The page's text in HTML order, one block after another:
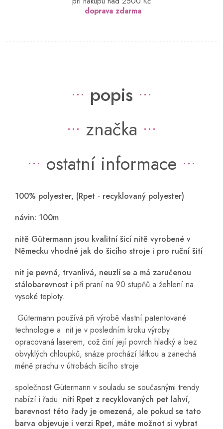
doprava zdarma
popis
značka
ostatní informace
100% polyester, (Rpet - recyklovaný polyester)
návin: 100m
nitě Gütermann jsou kvalitní šicí nitě vyrobené v
Německu vhodné jak do šicího stroje i pro ruční šití
nit je pevná, trvanlivá, neuzlí se a má zaručenou
stálobarevnost i při praní na 90 stupňů a žehlení na
vysoké teploty.
Gütermann používá při výrobě vlastní patentované
technologie a nit je v posledním kroku výroby
opracovaná laserem, což činí její povrch hladký a bez
obvyklých chloupků, snáze prochází látkou a zanechá
méně prachu v útrobách šicího stroje
společnost Gütermann v souladu se současnými trendy
nabízí i řadu nití Rpet z recyklovaných pet lahví,
barevnost této řady je omezená, ale pokud se tato
barva objevuje i verzi Rpet, máte možnot si vybrat